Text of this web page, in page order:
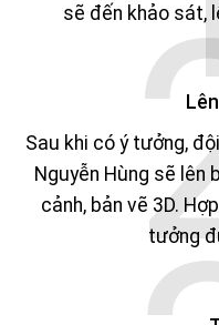
sẽ đến khảo sát,
Sau khi có ý tưởng,
Nguyễn Hùng sẽ lên
cảnh, bản vẽ 3D.
tưởng